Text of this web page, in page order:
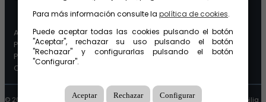
Aviso legal
Protección de datos
Política de cookies
Canal ético
© 2026 GuinotPrunera Todos los derechos reservados |Creado con Mobilia
Para más información consulte la política de cookies.
Puede aceptar todas las cookies pulsando el botón
"Aceptar", rechazar su uso pulsando el botón
"Rechazar" y configurarlas pulsando el botón
"Configurar".
Aceptar Rechazar Configurar